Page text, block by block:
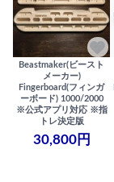
Beastmaker(ビースト
メーカー)
Fingerboard(フィンガ
ーボード) 1000/2000
※公式アプリ対応 ※指
トレ決定版
30,800円